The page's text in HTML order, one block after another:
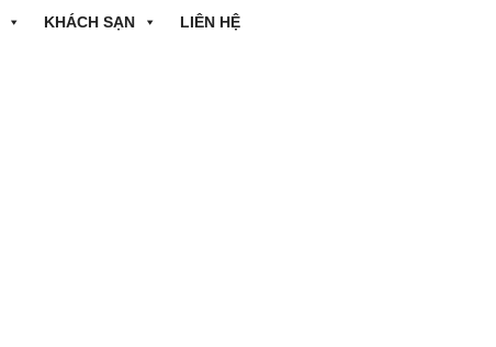
KHÁCH SẠN LIÊN HỆ